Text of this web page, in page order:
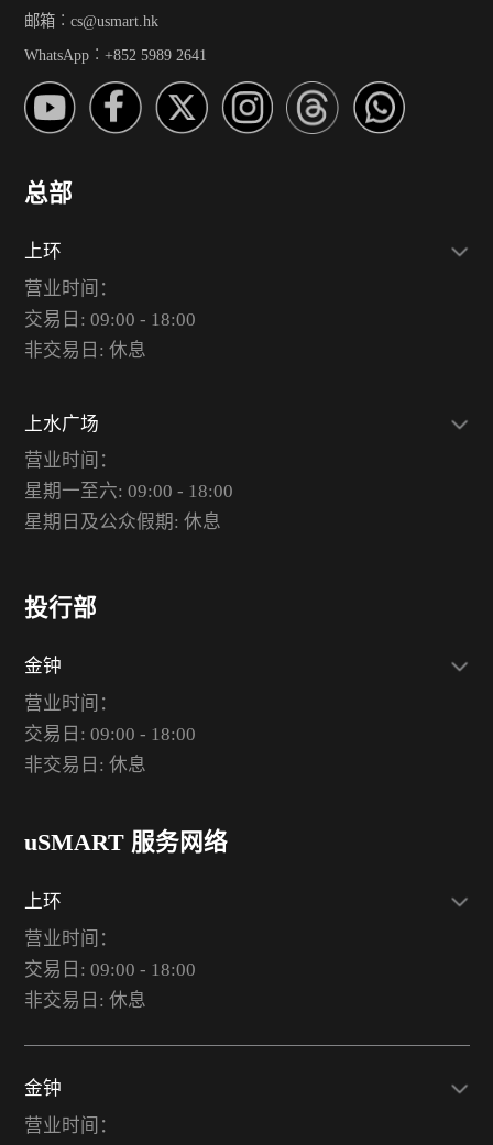
邮箱︰cs@usmart.hk
WhatsApp︰+852 5989 2641
总部
上环
营业时间：
交易日: 09:00 - 18:00
非交易日: 休息
上水广场
营业时间：
星期一至六: 09:00 - 18:00
星期日及公众假期: 休息
投行部
金钟
营业时间：
交易日: 09:00 - 18:00
非交易日: 休息
uSMART 服务网络
上环
营业时间：
交易日: 09:00 - 18:00
非交易日: 休息
金钟
营业时间：